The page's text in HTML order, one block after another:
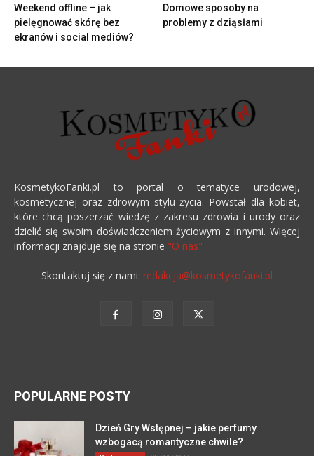
Weekend offline – jak
pielęgnować skórę bez
ekranów i social mediów?
Domowe sposoby na
problemy z dziąsłami
KosmetykoFanki.pl to portal o tematyce urodowej,
kosmetycznej oraz zdrowym stylu życia. Powstał dla kobiet,
które chcą poszerzać wiedzę z zakresu zdrowia i urody oraz
dzielić się swoim doświadczeniem życiowym z innymi. Więcej
informacji znajduje się na stronie "O nas"
Skontaktuj się z nami: redakcja@kosmetykofanki.pl
POPULARNE POSTY
Dzień Gry Wstępnej – jakie perfumy
wzbogacą romantyczne chwile?